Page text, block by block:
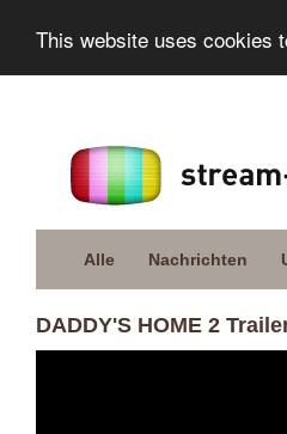
This website uses cookies
Alle Nachrichten
DADDY'S HOME 2